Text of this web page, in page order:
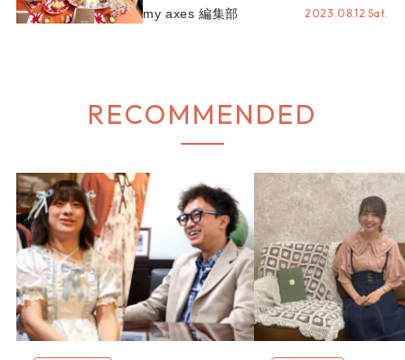
作法、豆知識までご紹介【紅茶講師
my axes 編集部 2023.08.12 Sat.
RECOMMENDED